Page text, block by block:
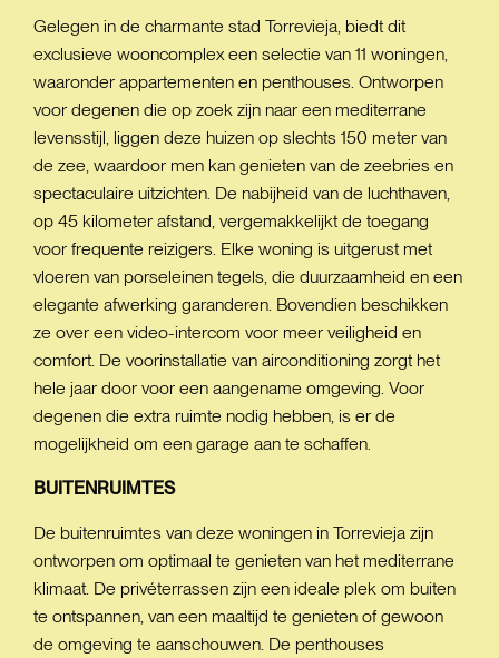
Gelegen in de charmante stad Torrevieja, biedt dit
exclusieve wooncomplex een selectie van 11 woningen,
waaronder appartementen en penthouses. Ontworpen
voor degenen die op zoek zijn naar een mediterrane
levensstijl, liggen deze huizen op slechts 150 meter van
de zee, waardoor men kan genieten van de zeebries en
spectaculaire uitzichten. De nabijheid van de luchthaven,
op 45 kilometer afstand, vergemakkelijkt de toegang
voor frequente reizigers. Elke woning is uitgerust met
vloeren van porseleinen tegels, die duurzaamheid en een
elegante afwerking garanderen. Bovendien beschikken
ze over een video-intercom voor meer veiligheid en
comfort. De voorinstallatie van airconditioning zorgt het
hele jaar door voor een aangename omgeving. Voor
degenen die extra ruimte nodig hebben, is er de
mogelijkheid om een garage aan te schaffen.
BUITENRUIMTES
De buitenruimtes van deze woningen in Torrevieja zijn
ontworpen om optimaal te genieten van het mediterrane
klimaat. De privéterrassen zijn een ideale plek om buiten
te ontspannen, van een maaltijd te genieten of gewoon
de omgeving te aanschouwen. De penthouses